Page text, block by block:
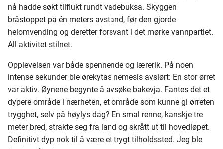
nå hadde søkt tilflukt rundt vadebuksa. Skyggen
bråstoppet på én meters avstand, før den gjorde
helomvending og deretter forsvant i det mørke vannpartiet.
All aktivitet stilnet.
Opplevelsen var både spennende og lærerik. På noen
intense sekunder ble ørekytas nemesis avslørt: En stor ørret
var aktiv. Øynene begynte å avsøke bakevja. Fantes det et
dypere område i nærheten, et område som kunne gi ørreten
trygghet, selv på høylys dag? En smal renne, kanskje tre
meter bred, strakte seg fra land og skrått ut til hovedløpet.
Definitivt dyp nok til å være et trygt tilholdssted. Jeg ble